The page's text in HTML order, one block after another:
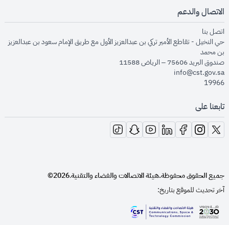
الاتصال والدعم
اتصل بنا
حي النخيل - تقاطع الأمير تركي بن عبدالعزيز الأول مع طريق الإمام سعود بن عبدالعزيز
بن محمد
صندوق البريد 75606 – الرياض 11588
info@cst.gov.sa
19966
تابعنا على
opens in new window
opens in new window
opens in new window
opens in new window
opens in new window
opens in new window
opens in new window
جميع الحقوق محفوظة.هيئة الاتصالات والفضاء والتقنية.
2026©
آخر تحديث للموقع بتاريخ: